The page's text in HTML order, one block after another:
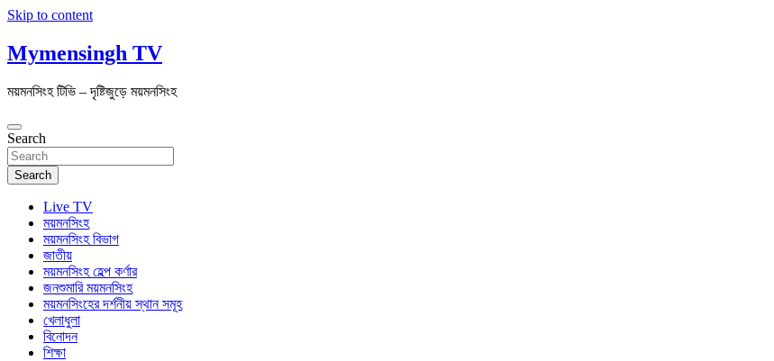
Skip to content
Mymensingh TV
ময়মনসিংহ টিভি – দৃষ্টিজুড়ে ময়মনসিংহ
Search
Search
Live TV
ময়মনসিংহ
ময়মনসিংহ বিভাগ
জাতীয়
ময়মনসিংহ হেল্প কর্ণার
জনশুমারি ময়মনসিংহ
ময়মনসিংহের দর্শনীয় স্থান সমূহ
খেলাধুলা
বিনোদন
শিক্ষা